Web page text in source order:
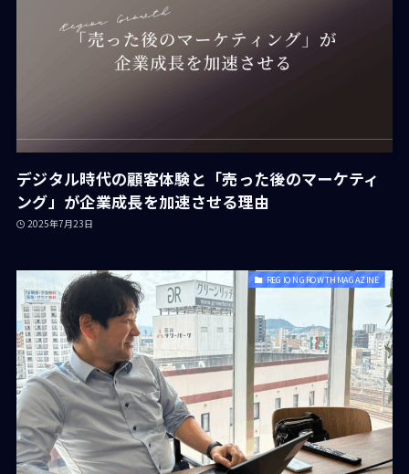
デジタル時代の顧客体験と「売った後のマーケティ
ング」が企業成長を加速させる理由
2025年7月23日
REGION GROWTH MAGAZINE